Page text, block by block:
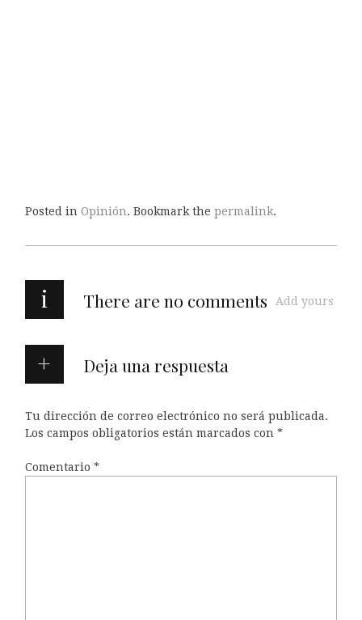
Posted in Opinión. Bookmark the permalink.
i There are no comments Add yours
Deja una respuesta
Tu dirección de correo electrónico no será publicada.
Los campos obligatorios están marcados con *
Comentario *